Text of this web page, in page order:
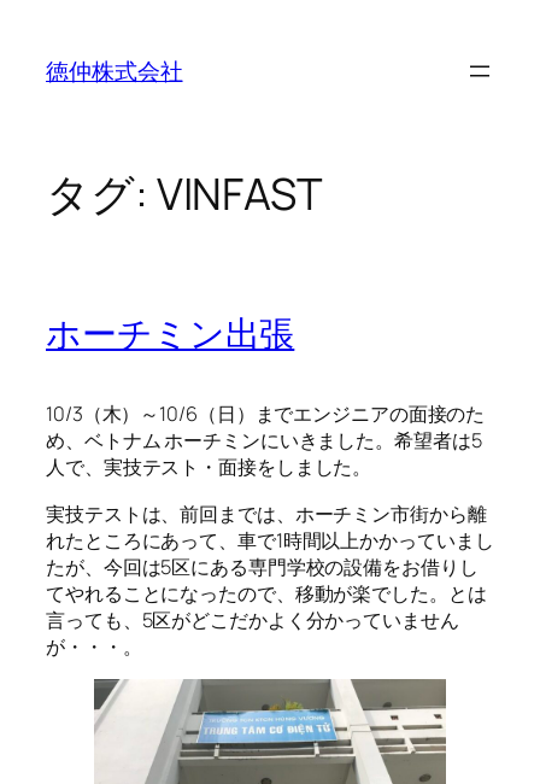
徳仲株式会社
タグ: VINFAST
ホーチミン出張
10/3（木）～10/6（日）までエンジニアの面接のた
め、ベトナム ホーチミンにいきました。希望者は5
人で、実技テスト・面接をしました。
実技テストは、前回までは、ホーチミン市街から離
れたところにあって、車で1時間以上かかっていまし
たが、今回は5区にある専門学校の設備をお借りし
てやれることになったので、移動が楽でした。とは
言っても、5区がどこだかよく分かっていません
が・・・。